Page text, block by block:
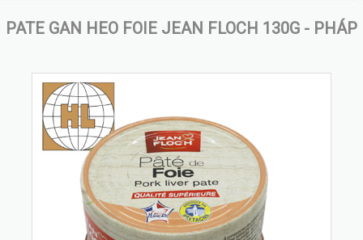
PATE GAN HEO FOIE JEAN FLOCH 130G - PHÁP